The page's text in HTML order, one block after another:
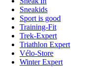
Sneakids
Sport is good
Training-Fit
Trek-Expert
Triathlon Expert
Vélo-Store
Winter Expert